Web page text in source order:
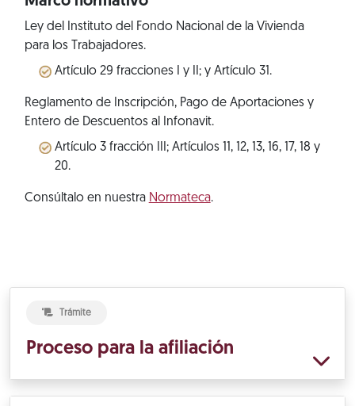
Ley del Instituto del Fondo Nacional de la Vivienda
para los Trabajadores.
Artículo 29 fracciones I y II; y Artículo 31.
Reglamento de Inscripción, Pago de Aportaciones y
Entero de Descuentos al Infonavit.
Artículo 3 fracción III; Artículos 11, 12, 13, 16, 17, 18 y
20.
Consúltalo en nuestra Normateca.
Trámite
Proceso para la afiliación